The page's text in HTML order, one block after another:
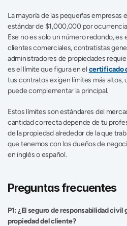
La mayoría de las pequeñas
estándar de $1,000,000 por
Ese no es solo un número redondo, es
clientes comerciales, contratistas
administradores de propiedades
es el límite que figura en el certificado
tus contratos exigen límites más altos,
puede complementar la principal.
Estos límites son estándares del
cantidad correcta depende de tu
de la propiedad alrededor de la que
que tenemos con los dueños de
en inglés o español.
Preguntas frecuentes
P1: ¿El seguro de responsabilidad civil
propiedad del cliente?